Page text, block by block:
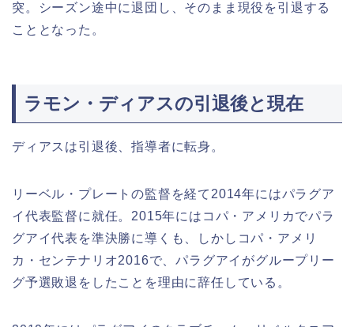
突。シーズン途中に退団し、そのまま現役を引退する
こととなった。
ラモン・ディアスの引退後と現在
ディアスは引退後、指導者に転身。
リーベル・プレートの監督を経て2014年にはパラグア
イ代表監督に就任。2015年にはコパ・アメリカでパラ
グアイ代表を準決勝に導くも、しかしコパ・アメリ
カ・センテナリオ2016で、パラグアイがグループリー
グ予選敗退をしたことを理由に辞任している。